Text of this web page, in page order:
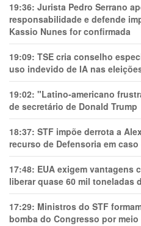
19:36: Jurista Pedro Serrano
responsabilidade e defende
Kassio Nunes for confirmada
19:09: TSE cria conselho
uso indevido de IA nas
19:02: "Latino-americano
de secretário de Donald Trump
18:37: STF impõe derrota a
recurso de Defensoria em
17:48: EUA exigem vantagens
liberar quase 60 mil toneladas
17:29: Ministros do STF
bomba do Congresso por meio